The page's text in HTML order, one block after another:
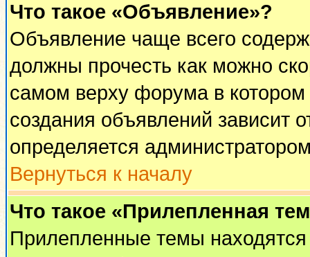
Что такое «Объявление»?
Объявление чаще всего
должны прочесть как можно
самом верху форума в
создания объявлений зависит
определяется
Вернуться к началу
Что такое «Прилепленная
Прилепленные темы